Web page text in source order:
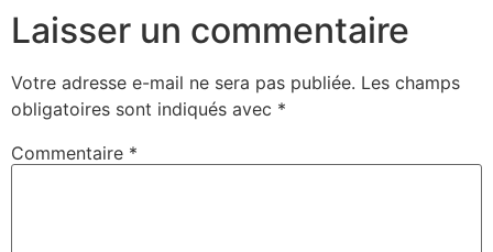
Laisser un commentaire
Votre adresse e-mail ne sera pas publiée. Les champs
obligatoires sont indiqués avec *
Commentaire *